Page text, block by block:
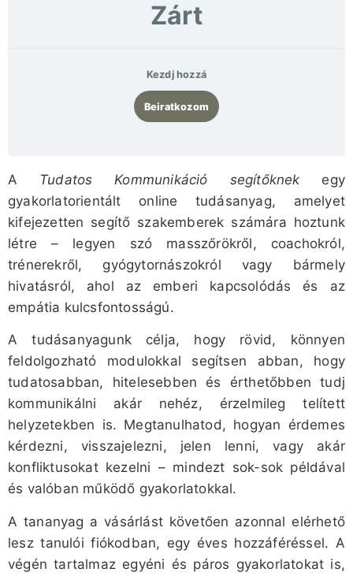
Zárt
Kezdj hozzá
Beiratkozom
A Tudatos Kommunikáció segítőknek egy
gyakorlatorientált online tudásanyag, amelyet
kifejezetten segítő szakemberek számára hoztunk
létre – legyen szó masszőrökről, coachokról,
trénerekről, gyógytornászokról vagy bármely
hivatásról, ahol az emberi kapcsolódás és az
empátia kulcsfontosságú.
A tudásanyagunk célja, hogy rövid, könnyen
feldolgozható modulokkal segítsen abban, hogy
tudatosabban, hitelesebben és érthetőbben tudj
kommunikálni akár nehéz, érzelmileg telített
helyzetekben is. Megtanulhatod, hogyan érdemes
kérdezni, visszajelezni, jelen lenni, vagy akár
konfliktusokat kezelni – mindezt sok-sok példával
és valóban működő gyakorlatokkal.
A tananyag a vásárlást követően azonnal elérhető
lesz tanulói fiókodban, egy éves hozzáféréssel. A
végén tartalmaz egyéni és páros gyakorlatokat is,